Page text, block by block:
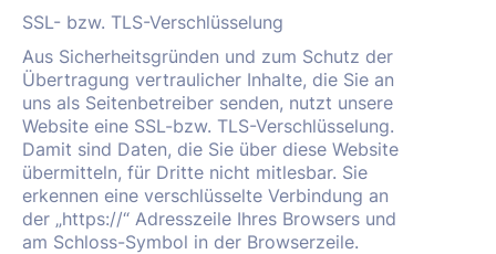
SSL- bzw. TLS-Verschlüsselung
Aus Sicherheitsgründen und zum Schutz der
Übertragung vertraulicher Inhalte, die Sie an
uns als Seitenbetreiber senden, nutzt unsere
Website eine SSL-bzw. TLS-Verschlüsselung.
Damit sind Daten, die Sie über diese Website
übermitteln, für Dritte nicht mitlesbar. Sie
erkennen eine verschlüsselte Verbindung an
der „https://“ Adresszeile Ihres Browsers und
am Schloss-Symbol in der Browserzeile.